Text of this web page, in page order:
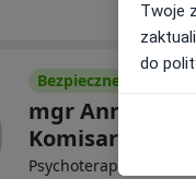
Bezpieczne płatności
mgr Anna
Komisarek
Psychoterapeuta
Twoje
do